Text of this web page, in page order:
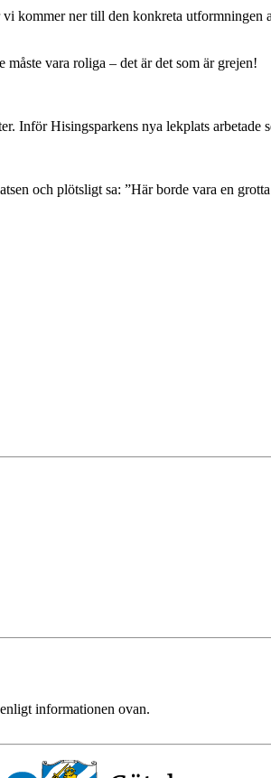
kommer ner till den konkreta utformningen
vara roliga – det är det som är grejen!
Inför Hisingsparkens nya lekplats arbetade
och plötsligt sa: ”Här borde vara en
informationen ovan.